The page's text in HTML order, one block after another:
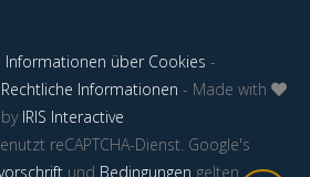
Informationen über Cookies -
Rechtliche Informationen - Made with
by IRIS Interactive
reCAPTCHA-Dienst. Google's
und Bedingungen gelten.